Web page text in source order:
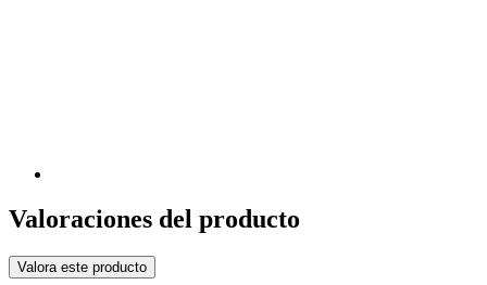
Valoraciones del producto
Valora este producto